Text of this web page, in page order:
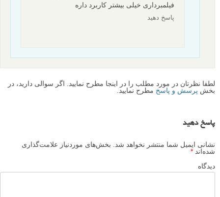
فیلمبرداری خیلی بیشتر کاربرد داره
پاسخ دهید
لطفا نظرتان در مورد مطلب را در اینجا مطرح نمایید. اگر سوالی دارید، در
بخش پرسش و پاسخ مطرح نمایید.
پاسخ دهید
نشانی ایمیل شما منتشر نخواهد شد. بخش‌های موردنیاز علامت‌گذاری
شده‌اند *
دیدگاه